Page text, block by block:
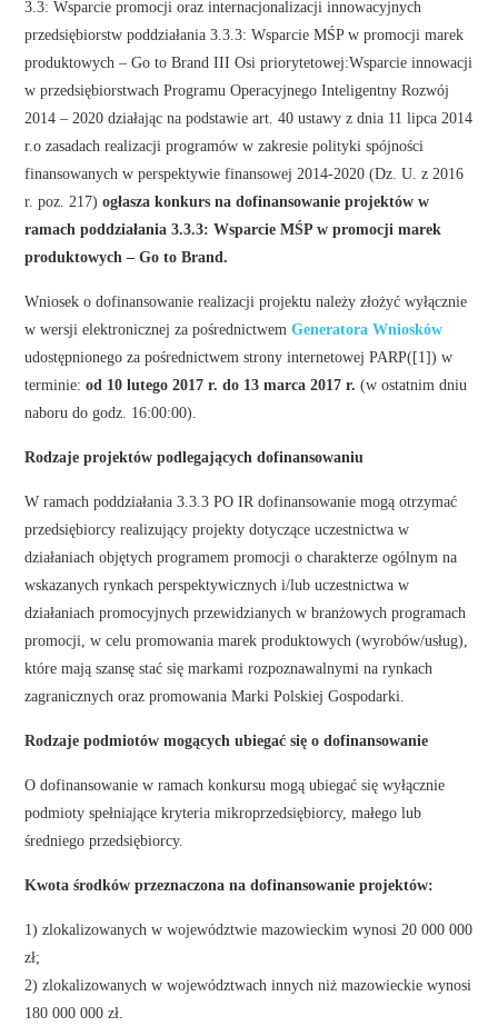
3.3: Wsparcie promocji oraz internacjonalizacji innowacyjnych
przedsiębiorstw poddziałania 3.3.3: Wsparcie MŚP w promocji marek
produktowych – Go to Brand III Osi priorytetowej:Wsparcie innowacji
w przedsiębiorstwach Programu Operacyjnego Inteligentny Rozwój
2014 – 2020 działając na podstawie art. 40 ustawy z dnia 11 lipca 2014
r.o zasadach realizacji programów w zakresie polityki spójności
finansowanych w perspektywie finansowej 2014-2020 (Dz. U. z 2016
r. poz. 217)ogłasza konkurs na dofinansowanie projektów w
ramach poddziałania 3.3.3: Wsparcie MŚP w promocji marek
produktowych – Go to Brand.
Wniosek o dofinansowanie realizacji projektu należy złożyć wyłącznie
w wersji elektronicznej za pośrednictwemGeneratora Wniosków
udostępnionego za pośrednictwem strony internetowej PARP([1]) w
terminie:od 10 lutego 2017 r. do 13 marca 2017 r. (w ostatnim dniu
naboru do godz. 16:00:00).
Rodzaje projektów podlegających dofinansowaniu
W ramach poddziałania 3.3.3 PO IR dofinansowanie mogą otrzymać
przedsiębiorcy realizujący projekty dotyczące uczestnictwa w
działaniach objętych programem promocji o charakterze ogólnym na
wskazanych rynkach perspektywicznych i/lub uczestnictwa w
działaniach promocyjnych przewidzianych w branżowych programach
promocji, w celu promowania marek produktowych (wyrobów/usług),
które mają szansę stać się markami rozpoznawalnymi na rynkach
zagranicznych oraz promowania Marki Polskiej Gospodarki.
Rodzaje podmiotów mogących ubiegać się o dofinansowanie
O dofinansowanie w ramach konkursu mogą ubiegać się wyłącznie
podmioty spełniające kryteria mikroprzedsiębiorcy, małego lub
średniego przedsiębiorcy.
Kwota środków przeznaczona na dofinansowanie projektów:
1) zlokalizowanych w województwie mazowieckim wynosi 20 000 000
zł;
2) zlokalizowanych w województwach innych niż mazowieckie wynosi
180 000 000 zł.